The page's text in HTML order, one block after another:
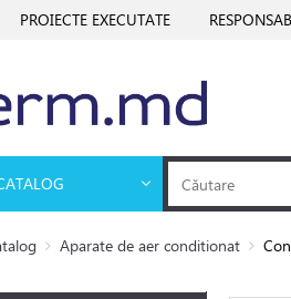
PROIECTE EXECUTATE
Aparate de aer conditionat